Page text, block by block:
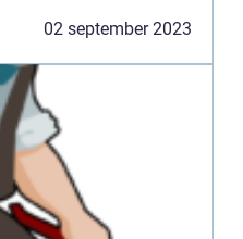
02 september 2023